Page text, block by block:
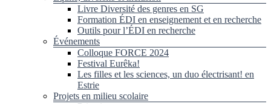
Livre Diversité des genres en SG
Formation ÉDI en enseignement et en recherche
Outils pour l’ÉDI en recherche
Événements
Colloque FORCE 2024
Festival Eurêka!
Les filles et les sciences, un duo électrisant! en
Estrie
Projets en milieu scolaire